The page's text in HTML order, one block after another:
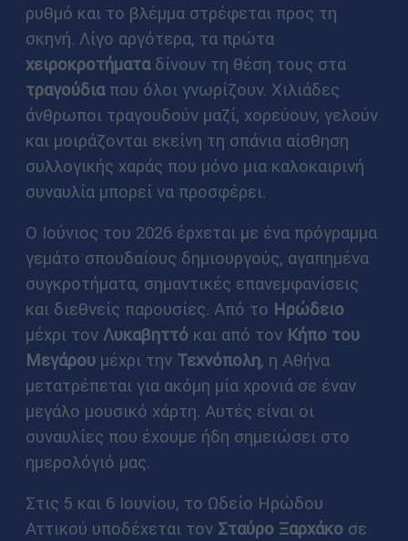
ρυθμό και το βλέμμα στρέφεται προς τη
σκηνή. Λίγο αργότερα, τα πρώτα
χειροκροτήματαδίνουν τη θέση τους στα
τραγούδιαπου όλοι γνωρίζουν. Χιλιάδες
άνθρωποι τραγουδούν μαζί, χορεύουν, γελούν
και μοιράζονται εκείνη τη σπάνια αίσθηση
συλλογικής χαράς που μόνο μια καλοκαιρινή
συναυλία μπορεί να προσφέρει.
Ο Ιούνιος του 2026 έρχεται με ένα πρόγραμμα
γεμάτο σπουδαίους δημιουργούς, αγαπημένα
συγκροτήματα, σημαντικές επανεμφανίσεις
και διεθνείς παρουσίες. Από το Ηρώδειο
μέχρι τονΛυκαβηττόκαι από τον Κήπο του
Μεγάρουμέχρι την Τεχνόπολη, η Αθήνα
μετατρέπεται για ακόμη μία χρονιά σε έναν
μεγάλο μουσικό χάρτη. Αυτές είναι οι
συναυλίες που έχουμε ήδη σημειώσει στο
ημερολόγιό μας.
Στις 5 και 6 Ιουνίου, το Ωδείο Ηρώδου
Αττικού υποδέχεται τον Σταύρο Ξαρχάκοσε